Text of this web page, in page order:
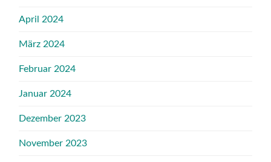
April 2024
März 2024
Februar 2024
Januar 2024
Dezember 2023
November 2023